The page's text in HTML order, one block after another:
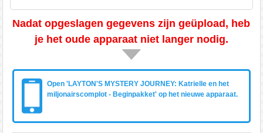
Nadat opgeslagen gegevens zijn geüpload, heb
je het oude apparaat niet langer nodig.
Open 'LAYTON'S MYSTERY JOURNEY: Katrielle en het
miljonairscomplot - Beginpakket' op het nieuwe apparaat.